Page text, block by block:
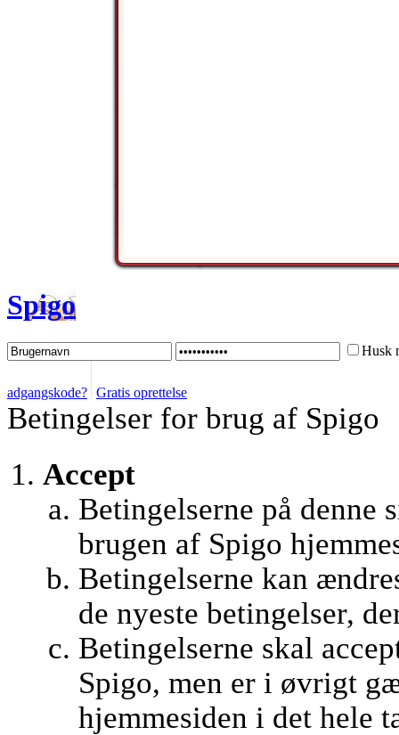
Spigo
Husk
adgangskode? Gratis oprettelse
Betingelser for brug af Spigo
Accept
Betingelserne på denne
brugen af Spigo
Betingelserne kan
de nyeste betingelser,
Betingelserne skal
Spigo, men er i øvrigt
hjemmesiden i det hele